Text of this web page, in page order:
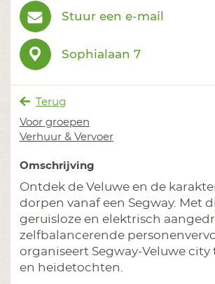
Stuur een e-mail
Sophialaan 7
Terug
Voor groepen
Verhuur & Vervoer
Omschrijving
Ontdek de Veluwe en de
dorpen vanaf een Segway. Met
geruisloze en elektrisch
zelfbalancerende
organiseert Segway-Veluwe city
en heidetochten.